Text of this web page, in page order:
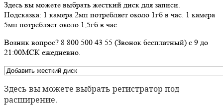
Здесь вы можете выбрать жесткий диск для записи.
Подсказка: 1 камера 2мп потребляет около 1гб в час. 1 камера
5мп потребляет около 1,5гб в час.
Возник вопрос? 8 800 500 43 55 (Звонок бесплатный) с 9 до
21:00МСК ежедневно.
Здесь вы можете выбрать регистратор под
расширение.